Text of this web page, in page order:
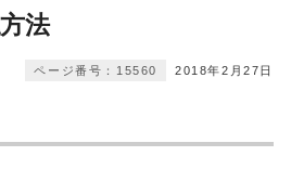
法
2018年2月27日
ページ番号：15560